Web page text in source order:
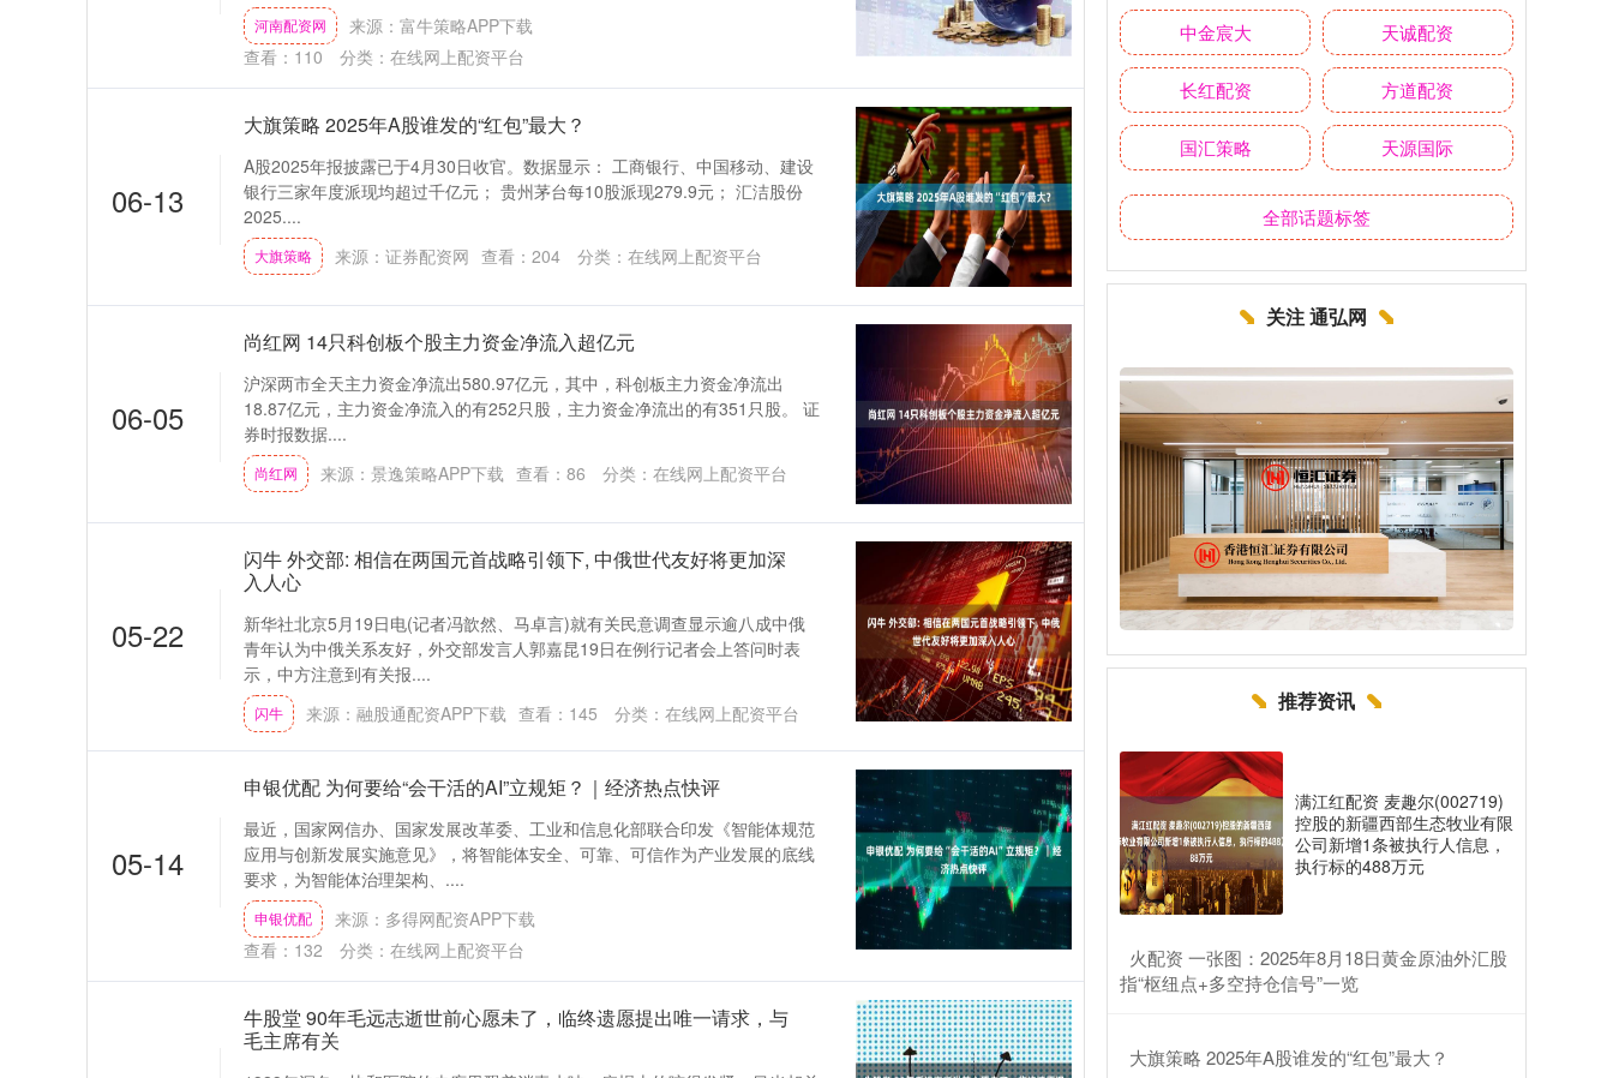
河南配资网
来源：富牛策略APP下载
查看： 110 分类： 在线网上配资平台
06-13
大旗策略 2025年A股谁发的“红包”最大？
A股2025年报披露已于4月30日收官。数据显示： 工商银行、中国移动、建设
银行三家年度派现均超过千亿元； 贵州茅台每10股派现279.9元； 汇洁股份
2025....
大旗策略 来源：证券配资网 查看： 204 分类： 在线网上配资平台
06-05
尚红网 14只科创板个股主力资金净流入超亿元
沪深两市全天主力资金净流出580.97亿元，其中，科创板主力资金净流出
18.87亿元，主力资金净流入的有252只股，主力资金净流出的有351只股。 证
券时报数据....
尚红网 来源：景逸策略APP下载 查看： 86 分类： 在线网上配资平台
05-22
闪牛 外交部: 相信在两国元首战略引领下, 中俄世代友好将更加深
入人心
新华社北京5月19日电(记者冯歆然、马卓言)就有关民意调查显示逾八成中俄
青年认为中俄关系友好，外交部发言人郭嘉昆19日在例行记者会上答问时表
示，中方注意到有关报....
闪牛 来源：融股通配资APP下载 查看： 145 分类： 在线网上配资平台
05-14
申银优配 为何要给“会干活的AI”立规矩？｜经济热点快评
最近，国家网信办、国家发展改革委、工业和信息化部联合印发《智能体规范
应用与创新发展实施意见》，将智能体安全、可靠、可信作为产业发展的底线
要求，为智能体治理架构、....
申银优配
来源：多得网配资APP下载
查看： 132 分类： 在线网上配资平台
牛股堂 90年毛远志逝世前心愿未了，临终遗愿提出唯一请求，与
毛主席有关
中金宸大 天诚配资
长红配资 方道配资
国汇策略 天源国际
全部话题标签
关注 通弘网
推荐资讯
满江红配资 麦趣尔(002719)
控股的新疆西部生态牧业有限
公司新增1条被执行人信息，
执行标的488万元
​火配资 一张图：2025年8月18日黄金原油外汇股
指“枢纽点+多空持仓信号”一览
​大旗策略 2025年A股谁发的“红包”最大？